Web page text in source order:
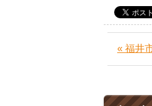
« 福井